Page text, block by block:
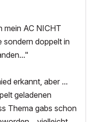
mein AC NICHT
sondern doppelt in
erkannt, aber ...
geladenen
Thema gabs schon